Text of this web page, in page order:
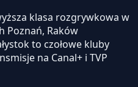
klasa rozgrywkowa w
Poznań, Raków
to czołowe kluby
na Canal+ i TVP